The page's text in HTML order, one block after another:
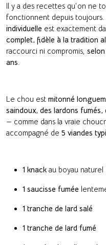
Il y a des recettes qu’on ne
fonctionnent depuis
individuelle est exactement
complet, fidèle à la tradition
raccourci ni compromis,
ans.
Le chou est mitonné
saindoux, des lardons
— comme dans la vraie
accompagné de 5 viandes
1 knack au boyau naturel
1 saucisse fumée
1 tranche de lard salé
1 tranche de lard fumé